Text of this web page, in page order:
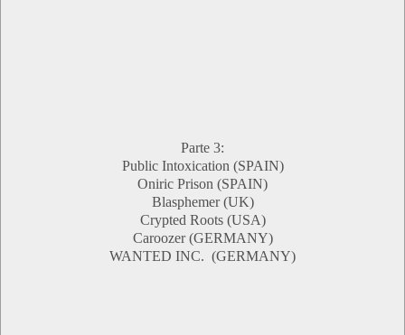
Parte 3:
Public Intoxication (SPAIN)
Oniric Prison (SPAIN)
Blasphemer (UK)
Crypted Roots (USA)
Caroozer (GERMANY)
WANTED INC. (GERMANY)